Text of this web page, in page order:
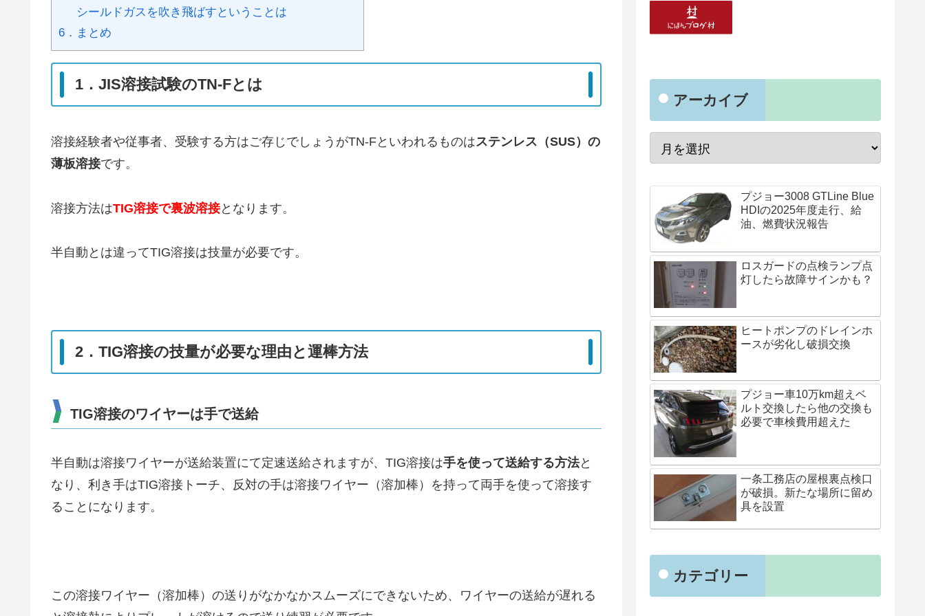
シールドガスを吹き飛ばすということは
6．まとめ
1．JIS溶接試験のTN-Fとは
溶接経験者や従事者、受験する方はご存じでしょうがTN-Fといわれるものはステンレス（SUS）の
薄板溶接です。
溶接方法はTIG溶接で裏波溶接となります。
半自動とは違ってTIG溶接は技量が必要です。
2．TIG溶接の技量が必要な理由と運棒方法
TIG溶接のワイヤーは手で送給
半自動は溶接ワイヤーが送給装置にて定速送給されますが、TIG溶接は手を使って送給する方法と
なり、利き手はTIG溶接トーチ、反対の手は溶接ワイヤー（溶加棒）を持って両手を使って溶接す
ることになります。
この溶接ワイヤー（溶加棒）の送りがなかなかスムーズにできないため、ワイヤーの送給が遅れる
アーカイブ
プジョー3008 GTLine Blue
HDIの2025年度走行、給
油、燃費状況報告
ロスガードの点検ランプ点
灯したら故障サインかも？
ヒートポンプのドレインホ
ースが劣化し破損交換
プジョー車10万km超えベ
ルト交換したら他の交換も
必要で車検費用超えた
一条工務店の屋根裏点検口
が破損。新たな場所に留め
具を設置
カテゴリー